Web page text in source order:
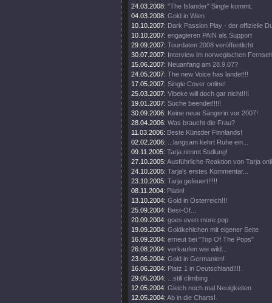
24.03.2008: "The Islander" Single kommt.
04.03.2008: Gold in Wien
10.10.2007: Dark Passion Play - der offizielle
10.10.2007: engagieren PAIN als Support
29.09.2007: Tourdaten 2008 veröffentlicht
30.07.2007: Interview im norwegischen
15.06.2007: Neuanfang am 28.9.07?
24.05.2007: The new Voice has landet!!!
17.05.2007: Single Cover online!
25.03.2007: Vibeke will doch gar nicht!!!!
19.01.2007: Suche beendet!!!!!
30.09.2006: Keine neue Sängerin vor 2007!
28.04.2006: Was braucht die Frau?
11.03.2006: Beste Künstler Finnlands!
02.02.2006:
...langsam kehrt Ruhe ein...
09.11.2005: Tarja nimmt Stellung!
27.10.2005: Ausführliche Reaktion von Tarja
24.10.2005: Tarja's erstes Kommentar...
23.10.2005: Tarja gefeuert!!!!!
08.11.2004: Platin!
13.10.2004: Gold in Österreich!!!
25.09.2004: Best-Of...
20.09.2004: goes even more pop
19.09.2004: Goldkehlchen mit eigener Seite
16.09.2004: erneut bei "Top Of The Pops"
26.08.2004: verkaufen wie wild...
23.06.2004: Gold in Germanien!
16.06.2004: Platz 1 in Deutschland!!!!
29.05.2004:
...still climbing
12.05.2004: Gleich noch mal Neuigkeiten
12.05.2004: Ab in die Charts!